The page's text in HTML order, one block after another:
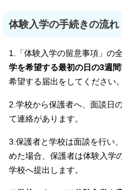
体験入学の手続きの流れ
1.「体験入学の留意事項」の
学を希望する最初の日の3週
希望する届出をしてください。
2.学校から保護者へ、面談日
て連絡があります。
3.保護者と学校は面談を行い
めた場合、保護者は体験入学
学校へ提出します。